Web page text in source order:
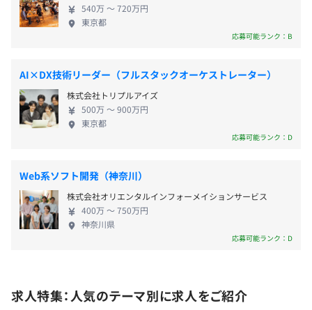
【開発環境】
・言語：Java、C#、Python、JavaScript、PHP、
半期ごとの目標設定、振り返りによる評価をおこなってい
ます。
関東ITソフトウェア健康保険組合加入
社会保険完備（健康保険・厚生年金加入・雇用保険・労災
6カ月（待遇の変更はありません）
540万 〜 720万円
東京都
応募可能ランク：B
AI×DX技術リーダー（フルスタックオーケストレーター）
株式会社トリプルアイズ
500万 〜 900万円
東京都
応募可能ランク：D
Web系ソフト開発（神奈川）
株式会社オリエンタルインフォーメイションサービス
400万 〜 750万円
神奈川県
応募可能ランク：D
求人特集：人気のテーマ別に求人をご紹介